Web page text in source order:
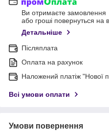
Ви отримаєте замовлення
або гроші повернуться на
Детальніше
Післяплата
Оплата на рахунок
Наложений платіж "Нової
Всі умови оплати
Умови повернення